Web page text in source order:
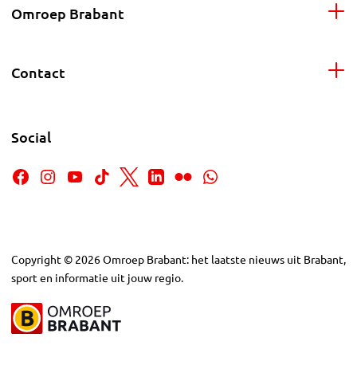
Omroep Brabant
Contact
Social
Copyright © 2026Omroep Brabant: het laatste nieuws uit Brabant,
sport en informatie uit jouw regio.